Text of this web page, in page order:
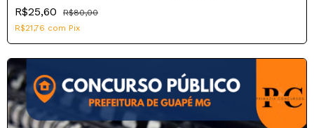
R$25,60
R$80,00
R$21,76 com Pix